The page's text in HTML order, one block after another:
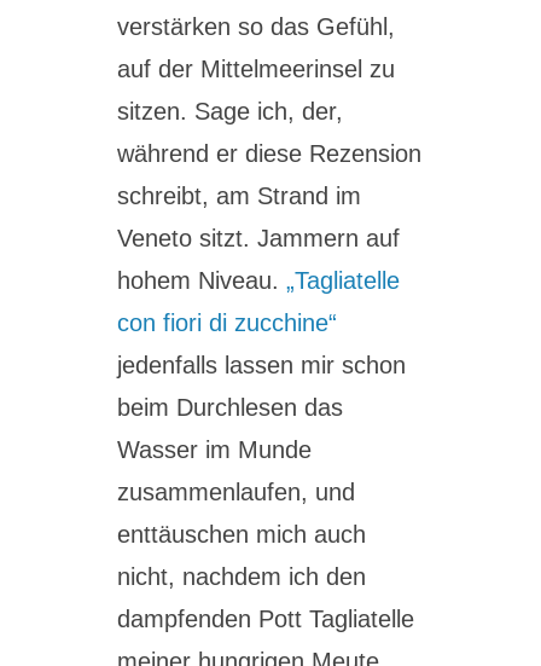
verstärken so das Gefühl,
auf der Mittelmeerinsel zu
sitzen. Sage ich, der,
während er diese Rezension
schreibt, am Strand im
Veneto sitzt. Jammern auf
hohem Niveau.„Tagliatelle
con fiori di zucchine“
jedenfalls lassen mir schon
beim Durchlesen das
Wasser im Munde
zusammenlaufen, und
enttäuschen mich auch
nicht, nachdem ich den
dampfenden Pott Tagliatelle